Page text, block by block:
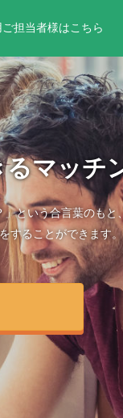
担当者様はこちら
マッチ
という合言葉のもと
することができます。